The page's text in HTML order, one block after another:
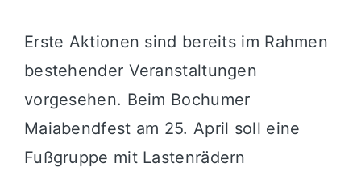
Erste Aktionen sind bereits im Rahmen
bestehender Veranstaltungen
vorgesehen. Beim Bochumer
Maiabendfest am 25. April soll eine
Fußgruppe mit Lastenrädern